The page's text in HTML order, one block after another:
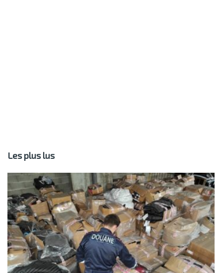
Les plus lus